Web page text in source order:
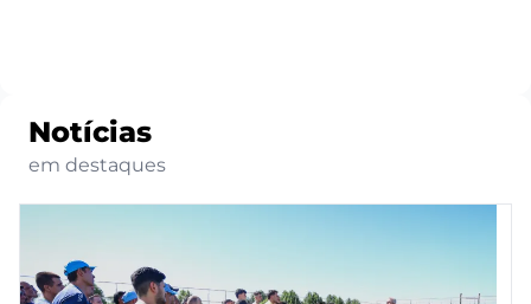
Notícias
em destaques